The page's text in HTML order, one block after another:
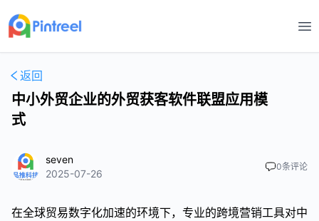
打
返回
中小外贸企业的外贸获客软件联盟应用模
式
seven
2025-07-26
0条评论
在全球贸易数字化加速的环境下，专业的跨境营销工具对中